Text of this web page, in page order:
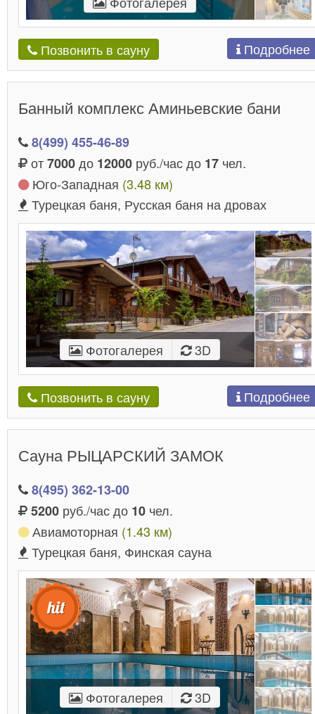
Позвонить в сауну Подробнее
Банный комплекс Аминьевские бани
8(499) 455-46-89
от7000до 12000 руб./час до 17 чел.
Юго-Западная (3.48 км)
Турецкая баня, Русская баня на дровах
Фотогалерея 3D
Позвонить в сауну Подробнее
Сауна РЫЦАРСКИЙ ЗАМОК
8(495) 362-13-00
5200 руб./час до 10 чел.
Авиамоторная (1.43 км)
Турецкая баня, Финская сауна
Фотогалерея 3D